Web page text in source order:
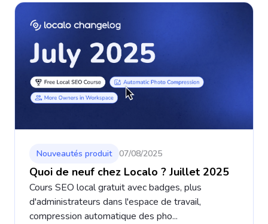
Nouveautés produit 07/08/2025
Quoi de neuf chez Localo ? Juillet 2025
Cours SEO local gratuit avec badges, plus
d'administrateurs dans l'espace de travail,
compression automatique des pho...